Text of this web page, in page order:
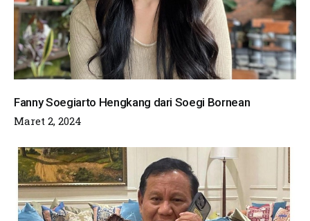
Fanny Soegiarto Hengkang dari Soegi Bornean
Maret 2, 2024